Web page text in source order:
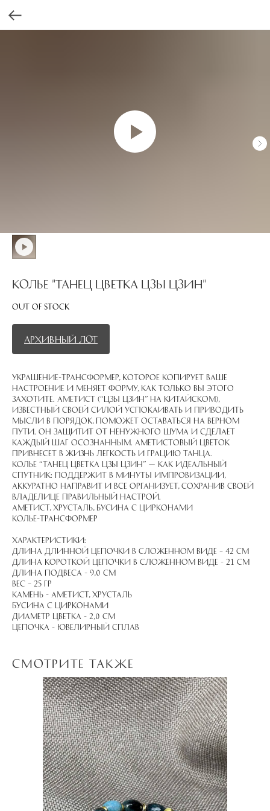
Колье "Танец цветка Цзы Цзин"
Out of stock
Архивный лот
Украшение-трансформер, которое копирует ваше
настроение и меняет форму, как только вы этого
захотите. Аметист (“цзы цзин” на китайском),
известный своей силой успокаивать и приводить
мысли в порядок, поможет оставаться на верном
пути. Он защитит от ненужного шума и сделает
каждый шаг осознанным. Аметистовый цветок
привнесет в жизнь легкость и грацию танца.
Колье “Танец цветка Цзы Цзин” — как идеальный
спутник: поддержит в минуты импровизации,
аккуратно направит и все организует, сохранив своей
владелице правильный настрой.
Аметист, хрусталь, бусина с цирконами
Колье-трансформер
Характеристики:
Длина длинной цепочки в сложенном виде – 42 см
Длина короткой цепочки в сложенном виде - 21 см
Длина подвеса - 9,0 см
Вес – 25 гр
Камень - аметист, хрусталь
Бусина с цирконами
Диаметр цветка - 2,0 см
Цепочка - ювелирный сплав
Смотрите также